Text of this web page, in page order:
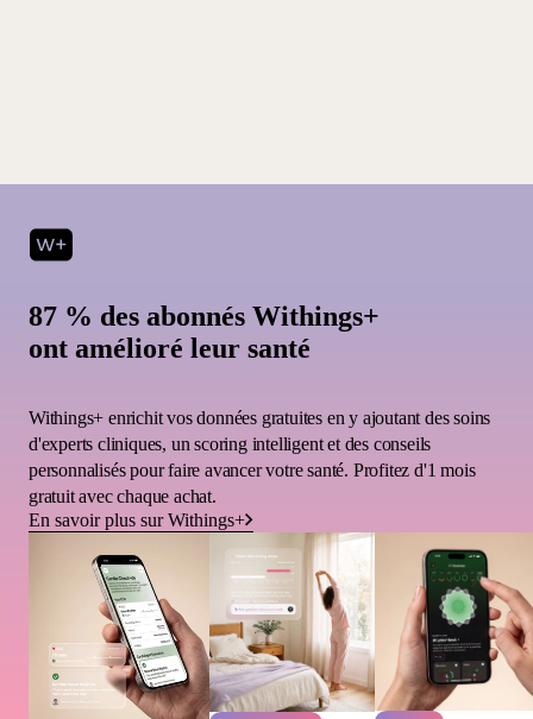
87 % des abonnés Withings+
ont amélioré leur santé
Withings+ enrichit vos données gratuites en y ajoutant des soins
d'experts cliniques, un scoring intelligent et des conseils
personnalisés pour faire avancer votre santé. Profitez d'1 mois
gratuit avec chaque achat.
En savoir plus sur Withings+